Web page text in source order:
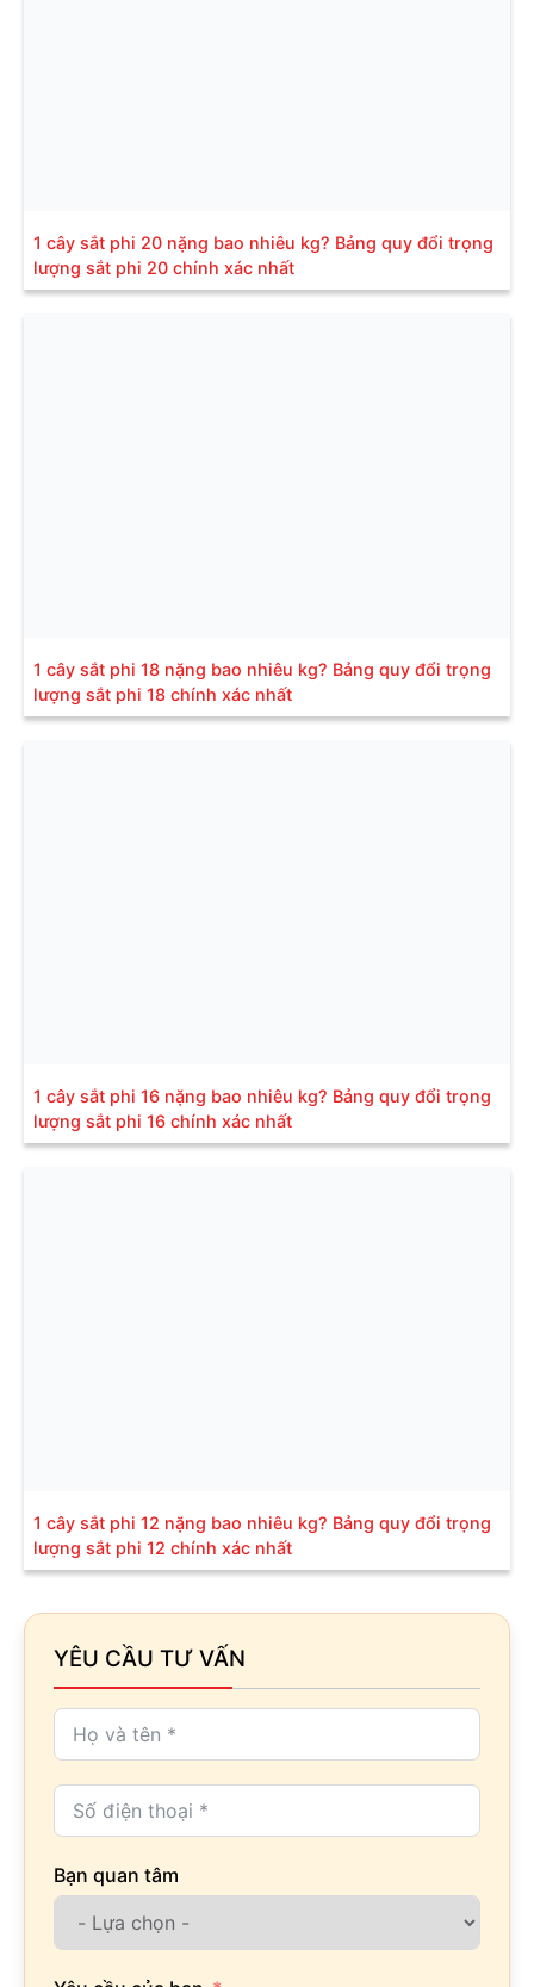
1 cây sắt phi 20 nặng bao nhiêu kg? Bảng quy đổi trọng
lượng sắt phi 20 chính xác nhất
1 cây sắt phi 18 nặng bao nhiêu kg? Bảng quy đổi trọng
lượng sắt phi 18 chính xác nhất
1 cây sắt phi 16 nặng bao nhiêu kg? Bảng quy đổi trọng
lượng sắt phi 16 chính xác nhất
1 cây sắt phi 12 nặng bao nhiêu kg? Bảng quy đổi trọng
lượng sắt phi 12 chính xác nhất
YÊU CẦU TƯ VẤN
Bạn quan tâm